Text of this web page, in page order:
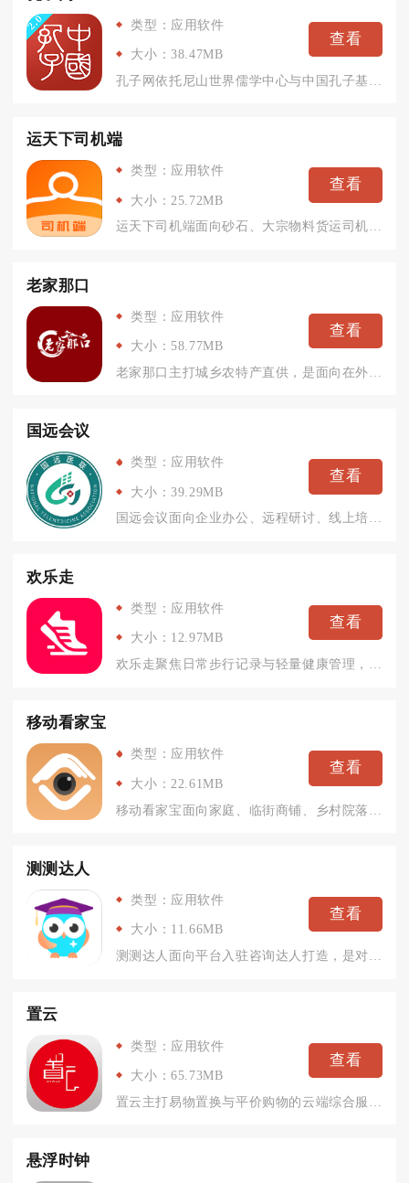
类型：应用软件
大小：38.47MB
查看
运天下司机端
类型：应用软件
大小：25.72MB
查看
运天下司机端面向砂石、大宗物料货运司机打造，专注干线整车运输...
老家那口
类型：应用软件
大小：58.77MB
查看
国远会议
类型：应用软件
大小：39.29MB
查看
国远会议面向企业办公、远程研讨、线上培训、远程医疗等场景打造...
欢乐走
类型：应用软件
大小：12.97MB
查看
移动看家宝
类型：应用软件
大小：22.61MB
查看
测测达人
类型：应用软件
大小：11.66MB
查看
置云
类型：应用软件
大小：65.73MB
查看
悬浮时钟